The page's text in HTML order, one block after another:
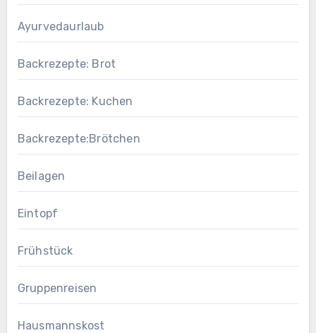
Ayurvedaurlaub
Backrezepte: Brot
Backrezepte: Kuchen
Backrezepte:Brötchen
Beilagen
Eintopf
Frühstück
Gruppenreisen
Hausmannskost